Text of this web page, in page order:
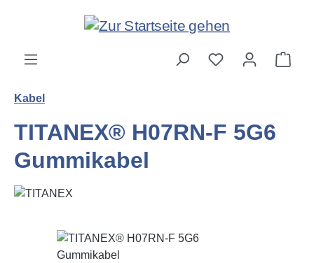
Zum Hauptinhalt springen
Kabel
TITANEX® H07RN-F 5G6
Gummikabel
Bildergalerie überspringen